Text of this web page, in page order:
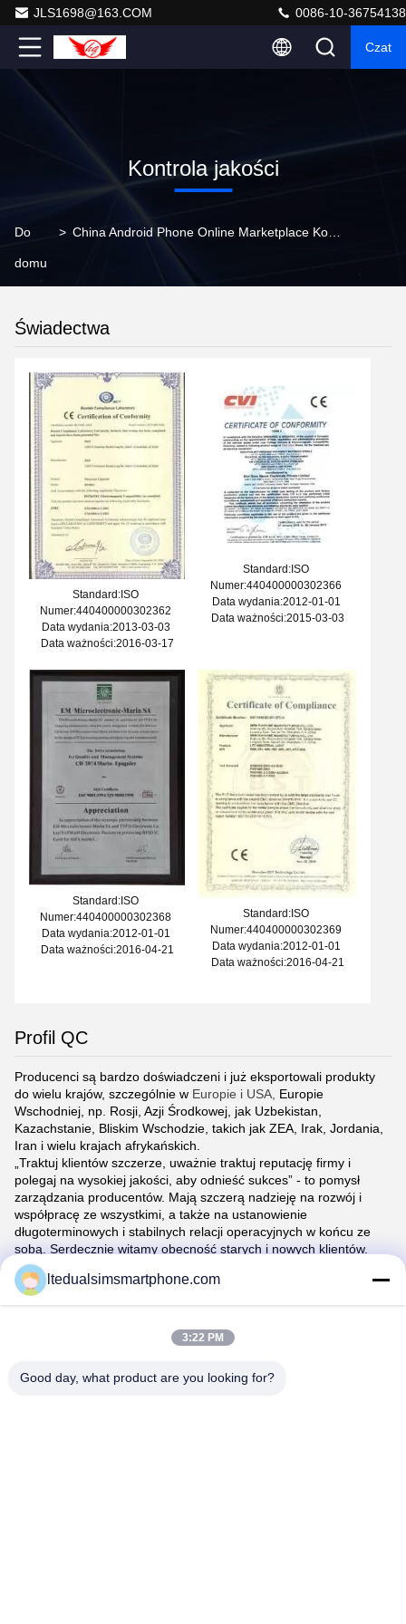
JLS1698@163.COM 0086-10-36754138
Czat
Kontrola jakości
Do
domu
> China Android Phone Online Marketplace Kontrola Jakości
Świadectwa
Standard:ISO
Numer:440400000302362
Data wydania:2013-03-03
Data ważności:2016-03-17
Standard:ISO
Numer:440400000302366
Data wydania:2012-01-01
Data ważności:2015-03-03
Standard:ISO
Numer:440400000302368
Data wydania:2012-01-01
Data ważności:2016-04-21
Standard:ISO
Numer:440400000302369
Data wydania:2012-01-01
Data ważności:2016-04-21
Profil QC
Producenci są bardzo doświadczeni i już eksportowali produkty
do wielu krajów, szczególnie w Europie i USA, Europie
Wschodniej, np. Rosji, Azji Środkowej, jak Uzbekistan,
Kazachstanie, Bliskim Wschodzie, takich jak ZEA, Irak, Jordania,
Iran i wielu krajach afrykańskich.
„Traktuj klientów szczerze, uważnie traktuj reputację firmy i
polegaj na wysokiej jakości, aby odnieść sukces” - to pomysł
zarządzania producentów. Mają szczerą nadzieję na rozwój i
współpracę ze wszystkimi, a także na ustanowienie
długoterminowych i stabilnych relacji operacyjnych w końcu ze
sobą. Serdecznie witamy obecność starych i nowych klientów.
China Android Phone Online Marketplace
ltedualsimsmartphone.com
3:22 PM
Good day, what product are you looking for?